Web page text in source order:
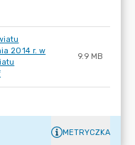
2014 r. w
9.9 MB
METRYCZKA